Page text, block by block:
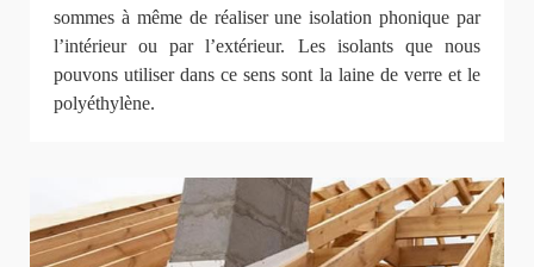
sommes à même de réaliser une isolation phonique par
l’intérieur ou par l’extérieur. Les isolants que nous
pouvons utiliser dans ce sens sont la laine de verre et le
polyéthylène.